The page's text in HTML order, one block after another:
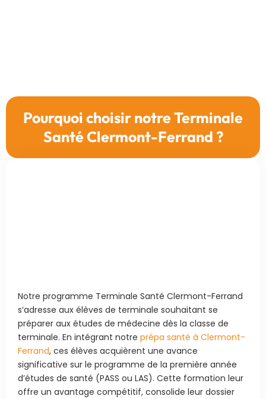
Pourquoi choisir notre Terminale
Santé Clermont-Ferrand ?
Notre programme Terminale Santé Clermont-Ferrand
s’adresse aux élèves de terminale souhaitant se
préparer aux études de médecine dès la classe de
terminale. En intégrant notre prépa santé à Clermont-
Ferrand, ces élèves acquièrent une avance
significative sur le programme de la première année
d’études de santé (PASS ou LAS). Cette formation leur
offre un avantage compétitif, consolide leur dossier